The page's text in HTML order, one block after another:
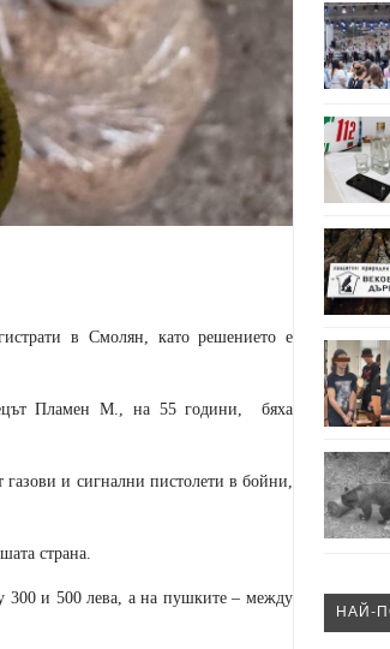
в Смолян, като решението е
Пламен М ., на 55 години,
бяха
и сигнални пистолети в бойни,
страна.
300 и 500 лева, а на пушките – между
НАЙ-